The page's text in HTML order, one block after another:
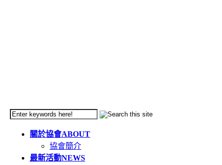
關於協會ABOUT
協會簡介
最新活動NEWS